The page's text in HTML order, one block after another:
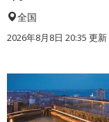
全国
2026年8月8日 20:35 更新